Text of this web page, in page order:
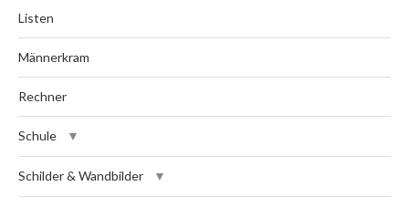
Listen
Männerkram
Rechner
Schule
Schilder & Wandbilder